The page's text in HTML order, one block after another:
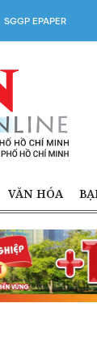
SGGP EPAPER
VĂN HÓA